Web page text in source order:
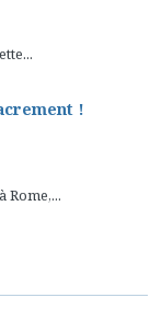
!
Rome,...